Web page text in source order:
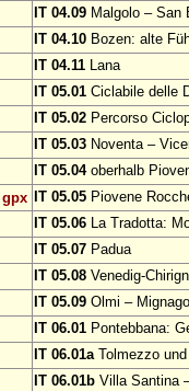
IT 04.09 Malgolo – San
IT 04.10 Bozen: alte
IT 04.11 Lana
IT 05.01 Ciclabile delle
IT 05.02 Percorso
IT 05.03 Noventa –
IT 05.04oberhalb
gpx
IT 05.05 Piovene
IT 05.06 La Tradotta:
IT 05.07 Padua
IT 05.08 Venedig-
IT 05.09 Olmi –
IT 06.01 Pontebbana:
IT 06.01aTolmezzo
IT 06.01b Villa Santina